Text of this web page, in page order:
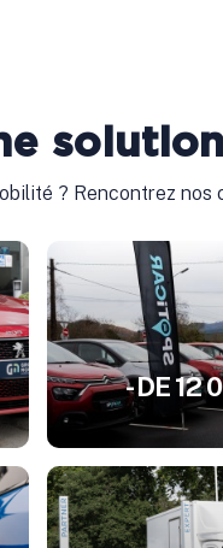
? Rencontrez
- DE 12